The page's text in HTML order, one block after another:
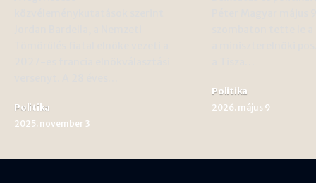
Politika
2025. november 3
Politika
2026. május 9